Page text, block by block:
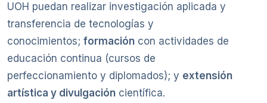
UOH puedan realizar investigación aplicada y
transferencia de tecnologías y
conocimientos; formación con actividades de
educación continua (cursos de
perfeccionamiento y diplomados); y extensión
artística y divulgación científica.